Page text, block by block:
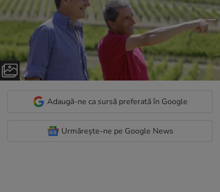
Adaugă-ne ca sursă preferată în Google
Urmărește-ne pe Google News